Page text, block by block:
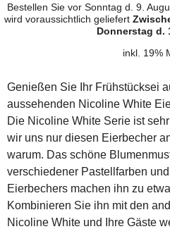
Bestellen Sie vor Sonntag d. 9.
wird voraussichtlich geliefert
Donnerstag d.
inkl. 19%
Genießen Sie Ihr Frühstücksei
aussehenden Nicoline White
Die Nicoline White Serie ist
wir uns nur diesen Eierbecher
warum. Das schöne
verschiedener Pastellfarben
Eierbechers machen ihn zu
Kombinieren Sie ihn mit den
Nicoline White und Ihre Gäste